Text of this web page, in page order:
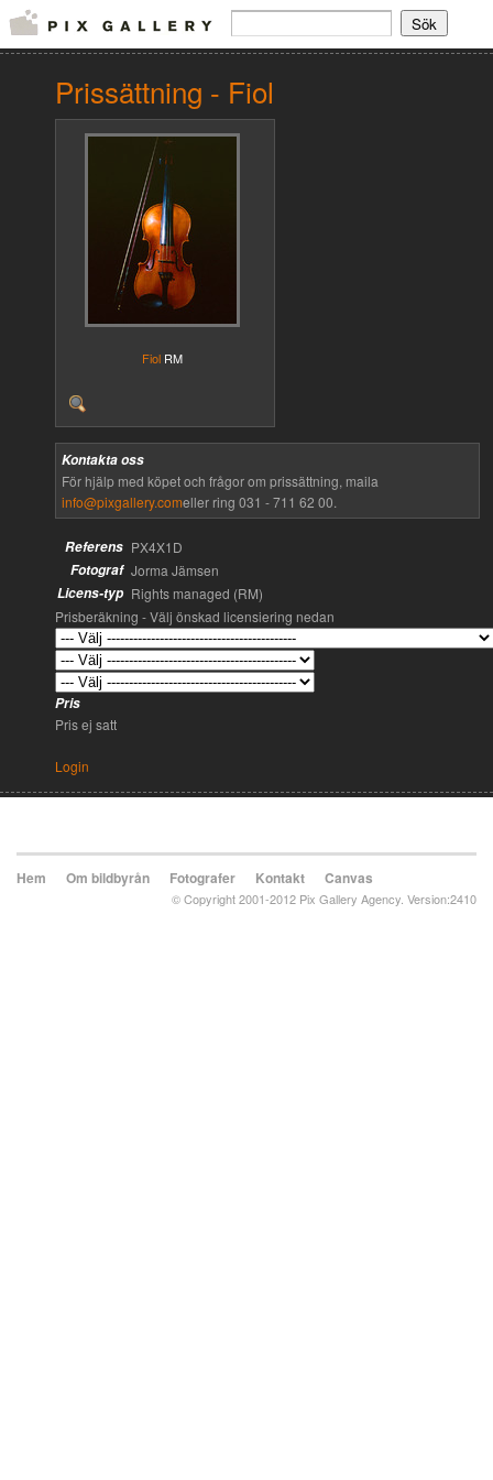
Prissättning - Fiol
Fiol RM
Kontakta oss
För hjälp med köpet och frågor om prissättning, maila
info@pixgallery.comeller ring 031 - 711 62 00.
Referens PX4X1D
Fotograf Jorma Jämsen
Licens-typ Rights managed (RM)
Prisberäkning - Välj önskad licensiering nedan
Pris
Pris ej satt
Login
Hem Om bildbyrån Fotografer Kontakt Canvas
© Copyright 2001-2012 Pix Gallery Agency. Version:2410